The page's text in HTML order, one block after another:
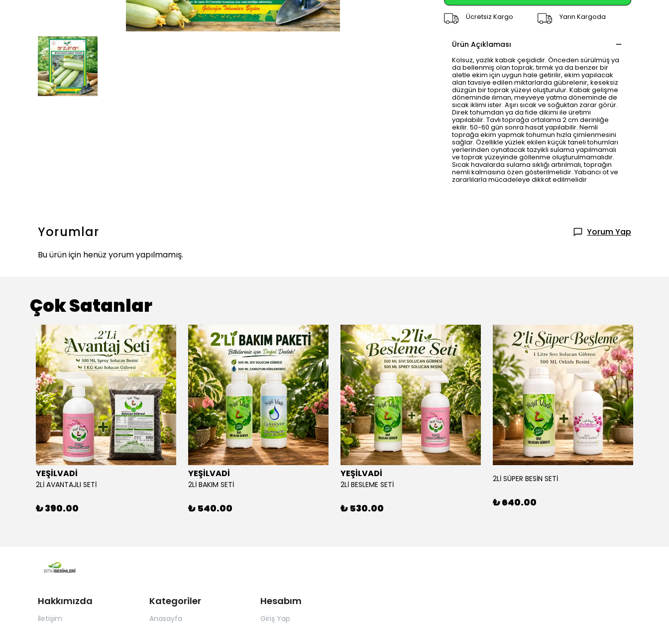
Ücretsiz Kargo Yarın Kargoda
Ürün Açıklaması
Kolsuz, yazlık kabak çeşididir. Önceden sürülmüş ya
da bellenmiş olan toprak; tırmık ya da benzer bir
aletle ekim için uygun hale getirilir, ekim yapılacak
alan tavsiye edilen miktarlarda gübrelenir, keseksiz
düzgün bir toprak yüzeyi oluşturulur. Kabak gelişme
döneminde ılıman, meyveye yatma döneminde de
sıcak iklimi ister. Aşırı sıcak ve soğuktan zarar görür.
Direk tohumdan ya da fide dikimi ile üretimi
yapılabilir. Tavlı toprağa ortalama 2 cm derinliğe
ekilir. 50-60 gün sonra hasat yapılabilir. Nemli
toprağa ekim yapmak tohumun hızla çimlenmesini
sağlar. Özellikle yüzlek ekilen küçük taneli tohumları
yerlerinden oynatacak tazyikli sulama yapılmamalı
ve toprak yüzeyinde göllenme oluşturulmamalıdır.
Sıcak havalarda sulama sıklığı artırılmalı, toprağın
nemli kalmasına özen gösterilmelidir. Yabancı ot ve
zararlılarla mücadeleye dikkat edilmelidir
Yorumlar
Yorum Yap
Bu ürün için henüz yorum yapılmamış.
Çok Satanlar
YEŞİLVADİ
2Lİ AVANTAJLI SETİ
₺ 390.00
YEŞİLVADİ
2Lİ BAKIM SETİ
₺ 540.00
YEŞİLVADİ
2Lİ BESLEME SETİ
₺ 530.00
2Lİ SÜPER BESİN SETİ
₺ 640.00
Hakkımızda
İletişim
Kategoriler
Anasayfa
Hesabım
Giriş Yap